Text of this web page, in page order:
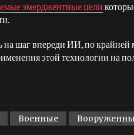
эмерджентные цели
шаг впереди ИИ, по крайней
этой технологии на
Военные